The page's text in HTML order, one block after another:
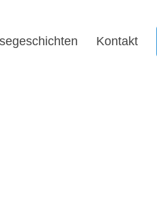
Kontakt